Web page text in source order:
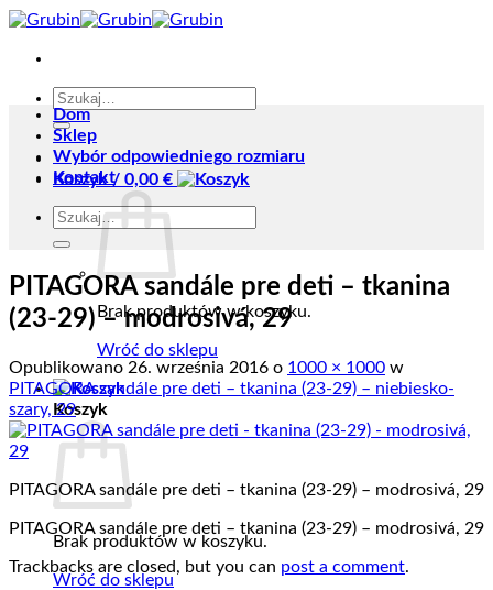
Szukaj:
Koszyk / 0,00 €
Brak produktów w koszyku.
Wróć do sklepu
Koszyk
Brak produktów w koszyku.
Wróć do sklepu
Dom
Sklep
Wybór odpowiedniego rozmiaru
Kontakt
Szukaj:
PITAGORA sandále pre deti – tkanina
(23-29) – modrosivá, 29
Opublikowano 26. września 2016 o 1000 × 1000 w
PITAGORA sandále pre deti – tkanina (23-29) – niebiesko-
szary, 29
PITAGORA sandále pre deti – tkanina (23-29) – modrosivá, 29
PITAGORA sandále pre deti – tkanina (23-29) – modrosivá, 29
Trackbacks are closed, but you can post a comment.